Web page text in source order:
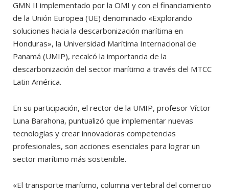
GMN II implementado por la OMI y con el financiamiento
de la Unión Europea (UE) denominado «Explorando
soluciones hacia la descarbonización marítima en
Honduras», la Universidad Marítima Internacional de
Panamá (UMIP), recalcó la importancia de la
descarbonización del sector marítimo a través del MTCC
Latin América.
En su participación, el rector de la UMIP, profesor Víctor
Luna Barahona, puntualizó que implementar nuevas
tecnologías y crear innovadoras competencias
profesionales, son acciones esenciales para lograr un
sector marítimo más sostenible.
«El transporte marítimo, columna vertebral del comercio